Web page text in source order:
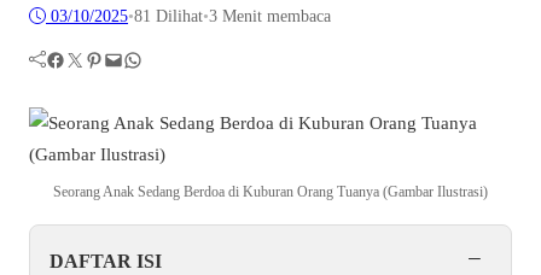
03/10/2025•81 Dilihat•3 Menit membaca
Facebook Twitter Pinterest Mail WhatsApp
Seorang Anak Sedang Berdoa di Kuburan Orang Tuanya (Gambar Ilustrasi)
DAFTAR ISI −